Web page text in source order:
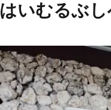
はいむるぶし